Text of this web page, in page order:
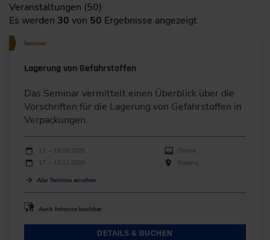
Veranstaltungen (50)
Es werden 30 von 50 Ergebnisse angezeigt
Seminar
Lagerung von Gefahrstoffen
Das Seminar vermittelt einen Überblick über die
Vorschriften für die Lagerung von Gefahrstoffen in
Verpackungen.
Durchführungen
Veranstaltungsdatum
17. – 18.08.2026
Online
17. – 18.11.2026
Freising
Alle Termine ansehen
Auch Inhouse buchbar
DETAILS & BUCHEN